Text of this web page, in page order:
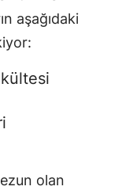
aşağıdaki
olan